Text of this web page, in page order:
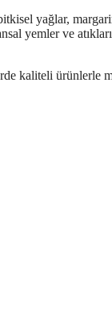
yağlar,
yemler ve
kaliteli ürünlerle